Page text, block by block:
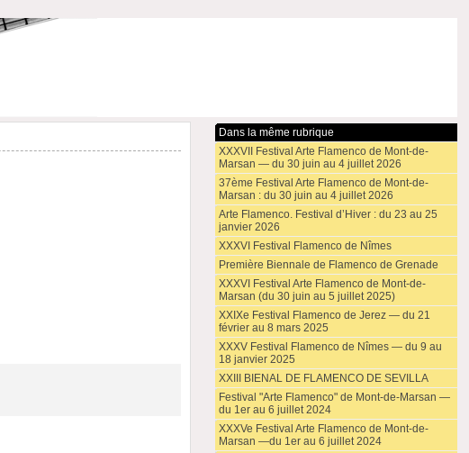
Dans la même rubrique
XXXVII Festival Arte Flamenco de Mont-de-
Marsan — du 30 juin au 4 juillet 2026
37ème Festival Arte Flamenco de Mont-de-
Marsan : du 30 juin au 4 juillet 2026
Arte Flamenco. Festival d’Hiver : du 23 au 25
janvier 2026
XXXVI Festival Flamenco de Nîmes
Première Biennale de Flamenco de Grenade
XXXVI Festival Arte Flamenco de Mont-de-
Marsan (du 30 juin au 5 juillet 2025)
XXIXe Festival Flamenco de Jerez — du 21
février au 8 mars 2025
XXXV Festival Flamenco de Nîmes — du 9 au
18 janvier 2025
XXIII BIENAL DE FLAMENCO DE SEVILLA
Festival "Arte Flamenco" de Mont-de-Marsan —
du 1er au 6 juillet 2024
XXXVe Festival Arte Flamenco de Mont-de-
Marsan —du 1er au 6 juillet 2024